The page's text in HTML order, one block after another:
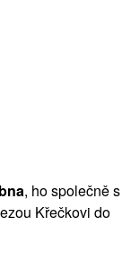
, ho společně s
Křečkovi do